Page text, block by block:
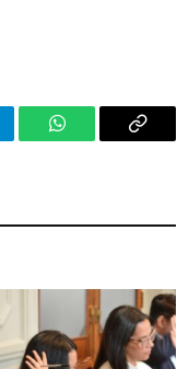
WhatsAppCopy